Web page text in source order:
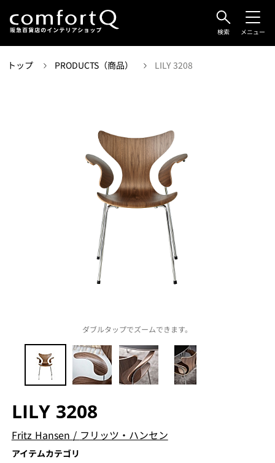
検索 メニュー
トップ PRODUCTS（商品） LILY 3208
ダブルタップでズームできます。
LILY 3208
Fritz Hansen / フリッツ・ハンセン
アイテムカテゴリ